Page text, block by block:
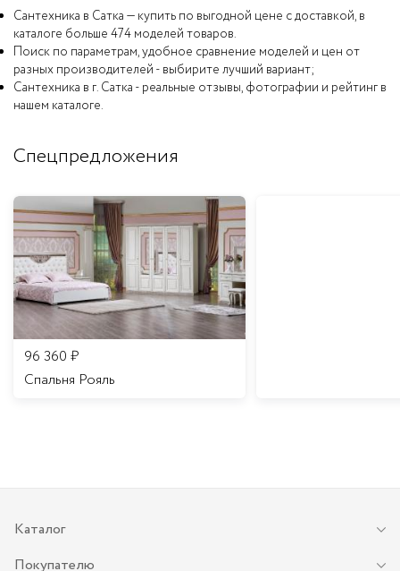
Сантехника в Сатка — купить по выгодной цене с доставкой, в
каталоге больше 474 моделей товаров.
Поиск по параметрам, удобное сравнение моделей и цен от
разных производителей - выбирите лучший вариант;
Сантехника в г. Сатка - реальные отзывы, фотографии и рейтинг в
нашем каталоге.
Спецпредложения
96 360 ₽
Спальня Рояль
Каталог
Покупателю